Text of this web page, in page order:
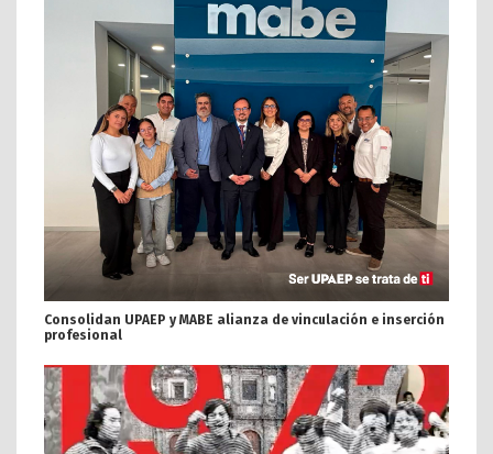
Consolidan UPAEP y MABE alianza de vinculación e inserción
profesional